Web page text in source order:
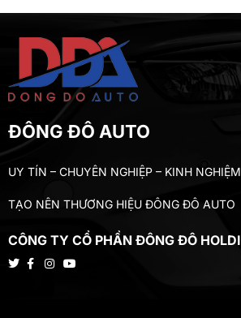
ĐÔNG ĐÔ AUTO
UY TÍN – CHUYÊN NGHIỆP – KINH NGHIỆM
TẠO NÊN THƯƠNG HIỆU ĐÔNG ĐÔ AUTO
CÔNG TY CỔ PHẦN ĐÔNG ĐÔ